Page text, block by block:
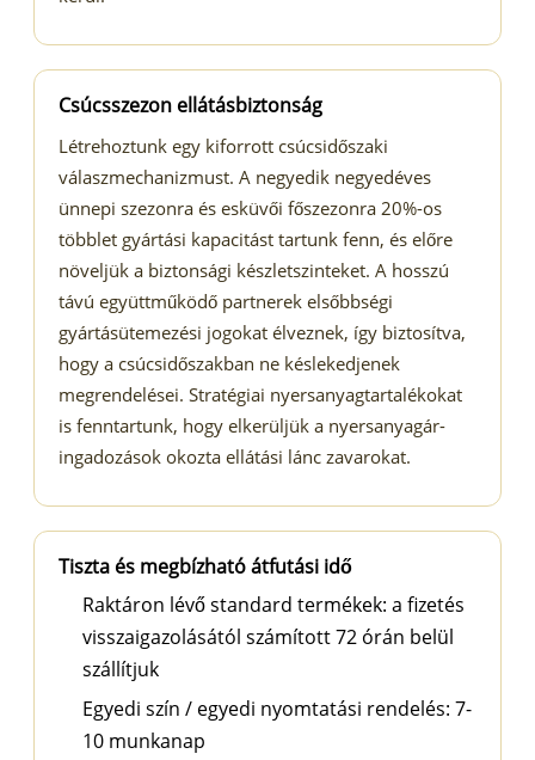
Csúcsszezon ellátásbiztonság
Létrehoztunk egy kiforrott csúcsidőszaki
válaszmechanizmust. A negyedik negyedéves
ünnepi szezonra és esküvői főszezonra 20%-os
többlet gyártási kapacitást tartunk fenn, és előre
növeljük a biztonsági készletszinteket. A hosszú
távú együttműködő partnerek elsőbbségi
gyártásütemezési jogokat élveznek, így biztosítva,
hogy a csúcsidőszakban ne késlekedjenek
megrendelései. Stratégiai nyersanyagtartalékokat
is fenntartunk, hogy elkerüljük a nyersanyagár-
ingadozások okozta ellátási lánc zavarokat.
Tiszta és megbízható átfutási idő
Raktáron lévő standard termékek: a fizetés
visszaigazolásától számított 72 órán belül
szállítjuk
Egyedi szín / egyedi nyomtatási rendelés: 7-
10 munkanap